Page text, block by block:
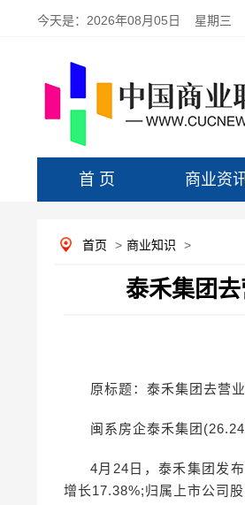
今天是： 2026年08月05日 星期三
首 页 商业资
首页 > 商业知识 >
泰禾集团
原标题：泰禾集团去营
闽系房企泰禾集团
4月24日，泰禾集团发
增长17.38%;归属上市公司